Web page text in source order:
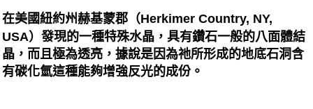
在美國紐約州赫基蒙郡（Herkimer Country, NY,
USA）發現的一種特殊水晶，具有鑽石一般的八面體結
晶，而且極為透亮，據說是因為祂所形成的地底石洞含
有碳化氫這種能夠增強反光的成份。